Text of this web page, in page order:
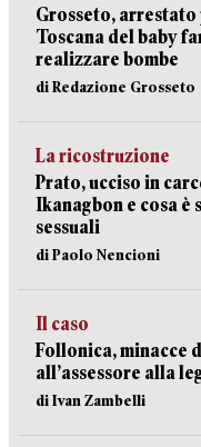
Grosseto,
Toscana del baby
realizzare bombe
di Redazione Grosseto
La ricostruzione
Prato, ucciso in
Ikanagbon e cosa è
sessuali
di Paolo Nencioni
Il caso
Follonica, minacce
all’assessore alla
di Ivan Zambelli